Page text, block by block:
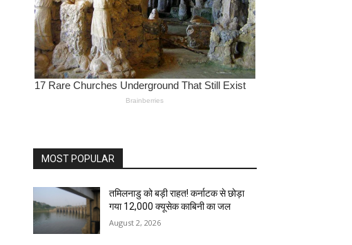
MOST POPULAR
तमिलनाडु को बड़ी राहत! कर्नाटक से छोड़ा
गया 12,000 क्यूसेक काबिनी का जल
August 2, 2026